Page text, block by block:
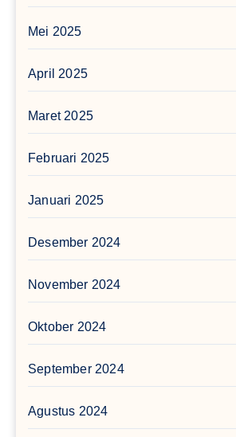
Mei 2025
April 2025
Maret 2025
Februari 2025
Januari 2025
Desember 2024
November 2024
Oktober 2024
September 2024
Agustus 2024